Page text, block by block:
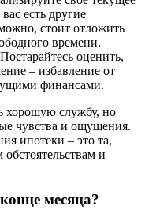
есть другие
стоит отложить
времени.
Постарайтесь оценить,
– избавление от
финансами.
хорошую службу, но
чувства и ощущения.
ипотеки – это та,
и
месяца?